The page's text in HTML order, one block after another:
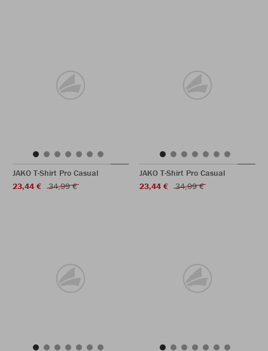
JAKO T-Shirt Pro Casual
23,44 €
34,99 €
JAKO T-Shirt Pro Casual
23,44 €
34,99 €